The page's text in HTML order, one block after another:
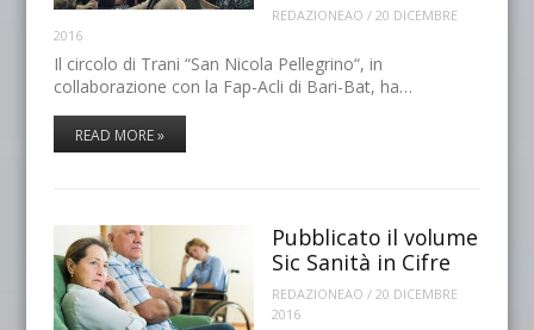
REDAZIONEAO / 20 DICEMBRE
2016
Il circolo di Trani “San Nicola Pellegrino“, in
collaborazione con la Fap-Acli di Bari-Bat, ha…
READ MORE »
Pubblicato il volume
Sic Sanità in Cifre
REDAZIONEAO / 20 DICEMBRE
2016